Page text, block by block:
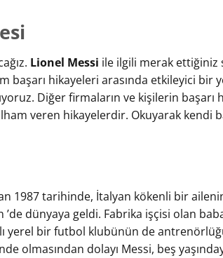
Lionel Messi ile ilgili merak ettiğiniz
başarı hikayeleri arasında etkileyici bir
Diğer firmaların ve kişilerin başarı
veren hikayelerdir. Okuyarak kendi
1987 tarihinde, İtalyan kökenli bir
’de dünyaya geldi. Fabrika işçisi olan
yerel bir futbol klubünün de
olmasından dolayı Messi, beş